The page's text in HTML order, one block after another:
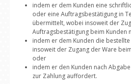
indem er dem Kunden eine
oder eine Auftragsbestätigung in
übermittelt, wobei insoweit der
Auftragsbestätigung beim Kunden
indem er dem Kunden die
insoweit der Zugang der Ware
oder
indem er den Kunden nach
zur Zahlung auffordert.